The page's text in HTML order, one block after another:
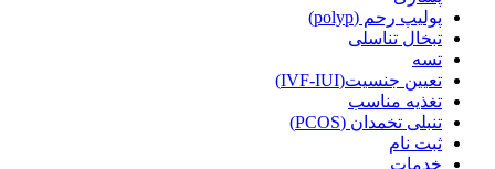
پولیپ رحم (polyp)
تبخال تناسلی
تسه
تعیین جنسیت(IVF-IUI)
تغذیه مناسب
تنبلی تخمدان (PCOS)
ثبت نام
خدمات